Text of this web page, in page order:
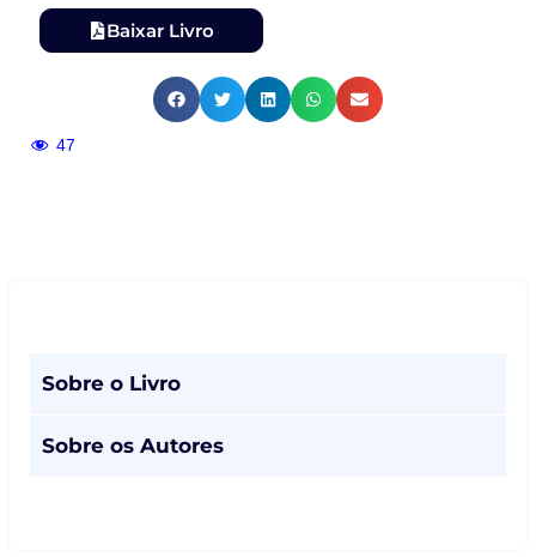
Baixar Livro
47
Sobre o Livro
Sobre os Autores